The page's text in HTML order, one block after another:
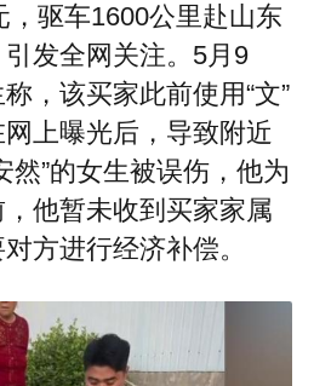
，驱车1600公里赴山东
发全网关注。5月9
，该买家此前使用“文”
上曝光后，导致附近
然”的女生被误伤，他为
他暂未收到买家家属
方进行经济补偿。